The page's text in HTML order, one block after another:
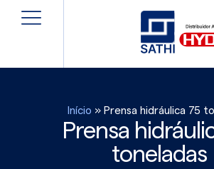
Início » Prensa hidráulica 75
Prensa
toneladas